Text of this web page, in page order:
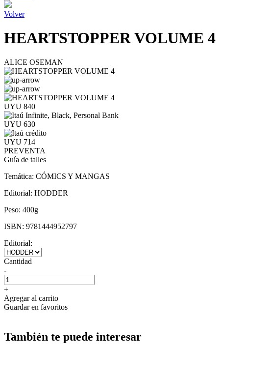
Volver
HEARTSTOPPER VOLUME 4
ALICE OSEMAN
UYU 840
UYU 630
UYU 714
PREVENTA
Guía de talles
Temática: CÓMICS Y MANGAS
Editorial: HODDER
Peso: 400g
ISBN: 9781444952797
Editorial:
Cantidad
-
+
Agregar al carrito
Guardar en favoritos
También te puede interesar